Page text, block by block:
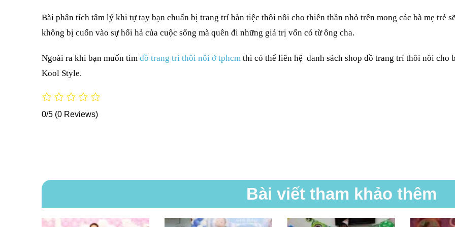
Bài phân tích tâm lý khi tự tay bạn chuẩn bị trang trí bàn tiệc thôi nôi cho thiên thần nhỏ trên mong các bà mẹ trẻ
không bị cuốn vào sự hối hả của cuộc sống mà quên đi những giá trị vốn có từ ông cha.
Ngoài ra khi bạn muốn tìm đồ trang trí thôi nôi ở tphcm thì có thể liên hệ danh sách shop đồ trang trí thôi nôi cho
Kool Style.
0/5 (0 Reviews)
Bài viết tham khảo thêm